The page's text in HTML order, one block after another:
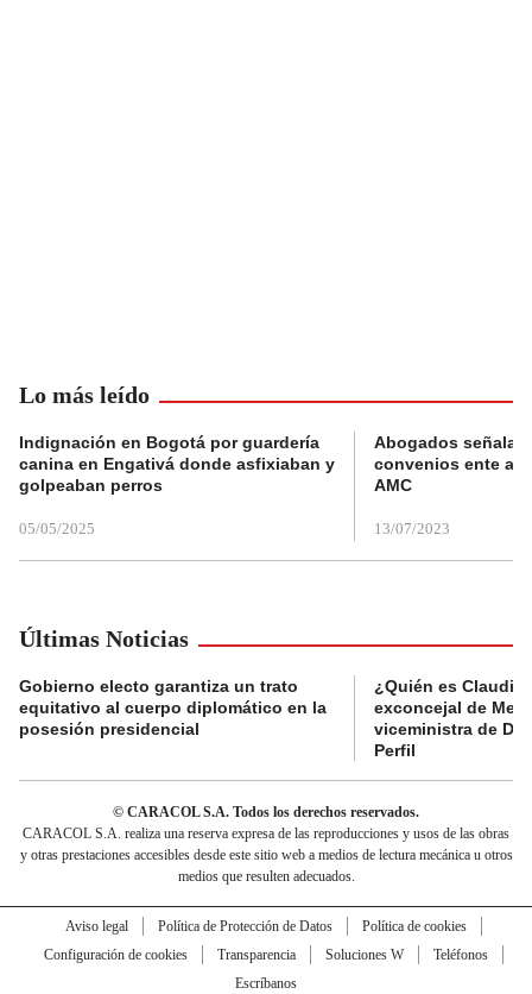
Lo más leído
Indignación en Bogotá por guardería
canina en Engativá donde asfixiaban y
golpeaban perros
05/05/2025
Abogados
convenios ente
AMC
13/07/2023
Últimas Noticias
Gobierno electo garantiza un trato
equitativo al cuerpo diplomático en la
posesión presidencial
¿Quién es Claudia
exconcejal de
viceministra de
Perfil
© CARACOL S.A. Todos los derechos reservados.
CARACOL S.A. realiza una reserva expresa de las reproducciones y usos de las obras
y otras prestaciones accesibles desde este sitio web a medios de lectura mecánica u otros
medios que resulten adecuados.
Aviso legal Política de Protección de Datos
Política de cookies
Configuración de cookies
Transparencia Soluciones W
Teléfonos
Escríbanos